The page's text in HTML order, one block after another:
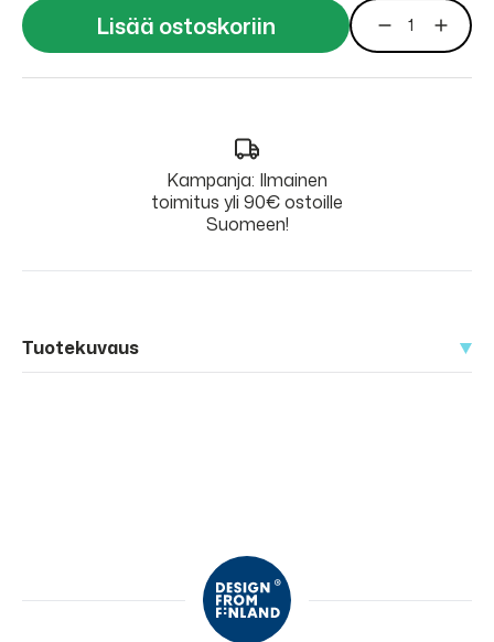
Lisää ostoskoriin
Kampanja: Ilmainen
toimitus yli 90€ ostoille
Suomeen!
Tuotekuvaus